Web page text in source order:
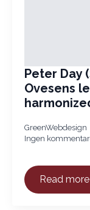
Peter Day
Ovesens
GreenWebdesign
Ingen
Read more